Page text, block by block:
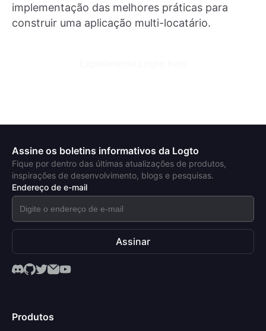
implementação das melhores práticas para
construir uma aplicação multi-locatário.
Assine os boletins informativos da Logto
Fique por dentro das últimas atualizações de produtos,
inspirações de desenvolvimento, blogs e pesquisas.
Endereço de e-mail
Assinar
Produtos